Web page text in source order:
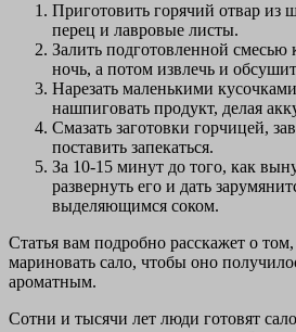
Приготовить горячий отвар из
перец и лавровые листы.
Залить подготовленной смесью
ночь, а потом извлечь и
Нарезать маленькими
нашпиговать продукт, делая
Смазать заготовки горчицей,
поставить запекаться.
За 10-15 минут до того, как
развернуть его и дать
выделяющимся соком.
Статья вам подробно расскажет о
мариновать сало, чтобы оно
ароматным.
Сотни и тысячи лет люди готовят